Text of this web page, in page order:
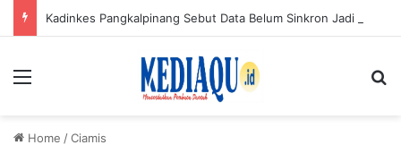
Menu
Home /Ciamis